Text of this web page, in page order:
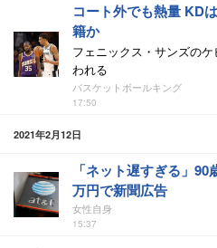
コート外でも熱量 KD
籍か
フェニックス・サンズの
われる
バスケットボールキング
17:50
2021年2月12日
「ネット遅すぎる」
万円で新聞広告
女性自身
15:37